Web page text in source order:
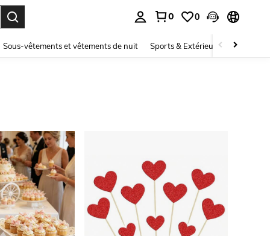
0 0
Sous-vêtements et vêtements de nuit Sports & Extérieur Enfants